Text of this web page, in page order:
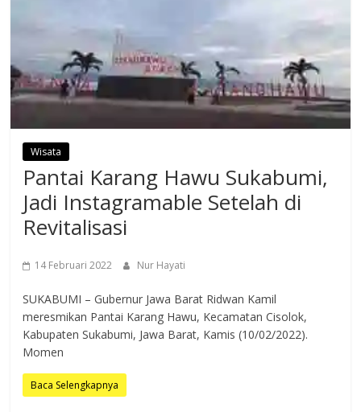
Wisata
Pantai Karang Hawu Sukabumi,
Jadi Instagramable Setelah di
Revitalisasi
14 Februari 2022 Nur Hayati
SUKABUMI – Gubernur Jawa Barat Ridwan Kamil
meresmikan Pantai Karang Hawu, Kecamatan Cisolok,
Kabupaten Sukabumi, Jawa Barat, Kamis (10/02/2022).
Momen
Baca Selengkapnya